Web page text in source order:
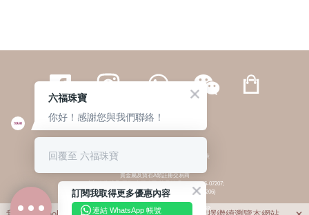
繁體 | 簡体
© 六福集團 版權所有 不得轉載 私隱政策
貴金屬及寶石A類註冊交易商
(六福企業禮品(國際)有限公司-註冊號碼:A-B-24-05-07207;
六福電子商貿有限公司-註冊號碼:A-B-24-05-07206)
貴金屬及寶石B類註冊交易商
(六福集團有限公司-註冊號碼:B-B-24-05-07258;
訂閱我取得更多優惠內容
連結 WhatsApp 帳號
六福珠寶
你好！感謝您與我們聯絡！
回覆至 六福珠寶